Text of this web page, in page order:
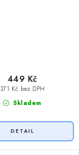
Skladem
371 Kč bez DPH
449 Kč